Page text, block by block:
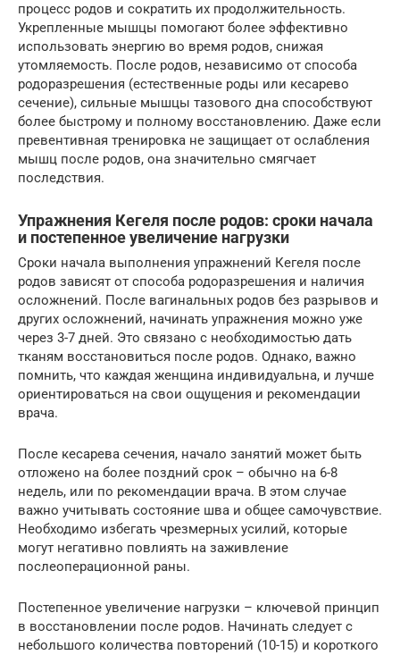
процесс родов и сократить их продолжительность.
Укрепленные мышцы помогают более эффективно
использовать энергию во время родов, снижая
утомляемость. После родов, независимо от способа
родоразрешения (естественные роды или кесарево
сечение), сильные мышцы тазового дна способствуют
более быстрому и полному восстановлению. Даже если
превентивная тренировка не защищает от ослабления
мышц после родов, она значительно смягчает
последствия.
Упражнения Кегеля после родов: сроки начала
и постепенное увеличение нагрузки
Сроки начала выполнения упражнений Кегеля после
родов зависят от способа родоразрешения и наличия
осложнений. После вагинальных родов без разрывов и
других осложнений, начинать упражнения можно уже
через 3-7 дней. Это связано с необходимостью дать
тканям восстановиться после родов. Однако, важно
помнить, что каждая женщина индивидуальна, и лучше
ориентироваться на свои ощущения и рекомендации
врача.
После кесарева сечения, начало занятий может быть
отложено на более поздний срок – обычно на 6-8
недель, или по рекомендации врача. В этом случае
важно учитывать состояние шва и общее самочувствие.
Необходимо избегать чрезмерных усилий, которые
могут негативно повлиять на заживление
послеоперационной раны.
Постепенное увеличение нагрузки – ключевой принцип
в восстановлении после родов. Начинать следует с
небольшого количества повторений (10-15) и короткого